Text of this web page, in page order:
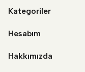
Kategoriler
Hesabım
Hakkımızda